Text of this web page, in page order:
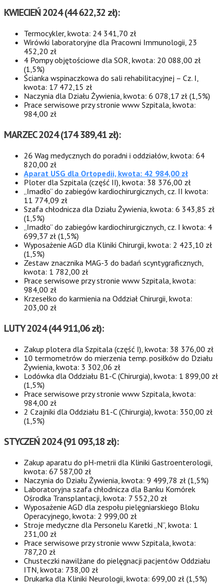
KWIECIEŃ 2024 (44 622,32 zł):
Termocykler, kwota: 24 341,70 zł
Wirówki laboratoryjne dla Pracowni Immunologii, 23
452,20 zł
4 Pompy objętościowe dla SOR, kwota: 20 088,00 zł
(1,5%)
Ścianka wspinaczkowa do sali rehabilitacyjnej – Cz. I,
kwota: 17 472,15 zł
Naczynia dla Działu Żywienia, kwota: 6 078,17 zł (1,5%)
Prace serwisowe przy stronie www Szpitala, kwota:
984,00 zł
MARZEC 2024 (174 389,41 zł):
26 Wag medycznych do poradni i oddziałów, kwota: 64
820,00 zł
Aparat USG dla Ortopedii, kwota: 42 984,00 zł
Ploter dla Szpitala (część II), kwota: 38 376,00 zł
„Imadło” do zabiegów kardiochirurgicznych, cz. II kwota:
11 774,09 zł
Szafa chłodnicza dla Działu Żywienia, kwota: 6 343,85 zł
(1,5%)
„Imadło” do zabiegów kardiochirurgicznych, cz. I kwota: 4
699,37 zł (1,5%)
Wyposażenie AGD dla Kliniki Chirurgii, kwota: 2 423,10 zł
(1,5%)
Zestaw znacznika MAG-3 do badań scyntygraficznych,
kwota: 1 782,00 zł
Prace serwisowe przy stronie www Szpitala, kwota:
984,00 zł
Krzesełko do karmienia na Oddział Chirurgii, kwota:
203,00 zł
LUTY 2024 (44 911,06 zł):
Zakup plotera dla Szpitala (część I), kwota: 38 376,00 zł
10 termometrów do mierzenia temp. posiłków do Działu
Żywienia, kwota: 3 302,06 zł
Lodówka dla Oddziału B1-C (Chirurgia), kwota: 1 899,00 zł
(1,5%)
Prace serwisowe przy stronie www Szpitala, kwota:
984,00 zł
2 Czajniki dla Oddziału B1-C (Chirurgia), kwota: 350,00 zł
(1,5%)
STYCZEŃ 2024 (91 093,18 zł):
Zakup aparatu do pH-metrii dla Kliniki Gastroenterologii,
kwota: 67 587,00 zł
Naczynia do Działu Żywienia, kwota: 9 499,78 zł (1,5%)
Laboratoryjna szafa chłodnicza dla Banku Komórek
Ośrodka Transplantacji, kwota: 7 552,20 zł
Wyposażenie AGD dla zespołu pielęgniarskiego Bloku
Operacyjnego, kwota: 2 999,00 zł
Stroje medyczne dla Personelu Karetki „N”, kwota: 1
231,00 zł
Prace serwisowe przy stronie www Szpitala, kwota:
787,20 zł
Chusteczki nawilżane do pielęgnacji pacjentów Oddziału
ITN, kwota: 738,00 zł
Drukarka dla Kliniki Neurologii, kwota: 699,00 zł (1,5%)